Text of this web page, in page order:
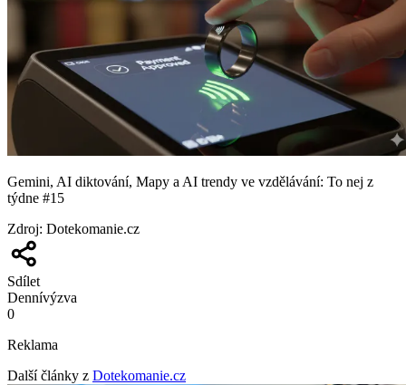
Gemini, AI diktování, Mapy a AI trendy ve vzdělávání: To nej z
týdne #15
Zdroj: Dotekomanie.cz
Sdílet
Dennívýzva
0
Reklama
Další články z Dotekomanie.cz